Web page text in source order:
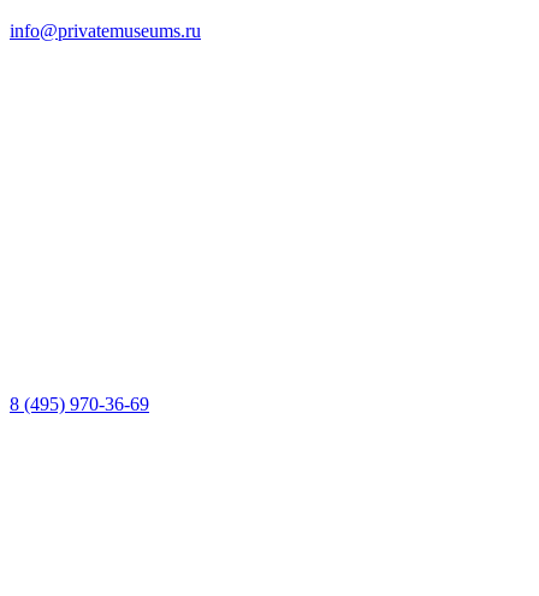
info@privatemuseums.ru
8 (495) 970-36-69